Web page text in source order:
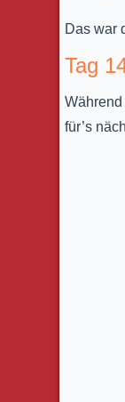
Das war
Tag
für’s